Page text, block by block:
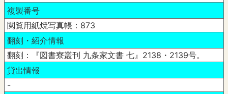
複製番号
閲覧用紙焼写真帳：873
翻刻・紹介情報
翻刻：『図書寮叢刊 九条家文書 七』2138・2139号。
貸出情報
-